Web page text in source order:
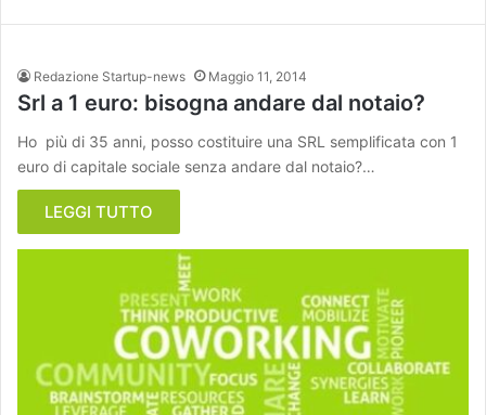
Redazione Startup-news Maggio 11, 2014
Srl a 1 euro: bisogna andare dal notaio?
Ho più di 35 anni, posso costituire una SRL semplificata con 1
euro di capitale sociale senza andare dal notaio?…
LEGGI TUTTO